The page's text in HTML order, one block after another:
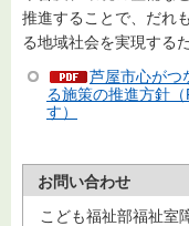
推進することで、だれ
る地域社会を実現する
芦屋市心がつ
る施策の推進方針
す）
お問い合わせ
こども福祉部福祉室